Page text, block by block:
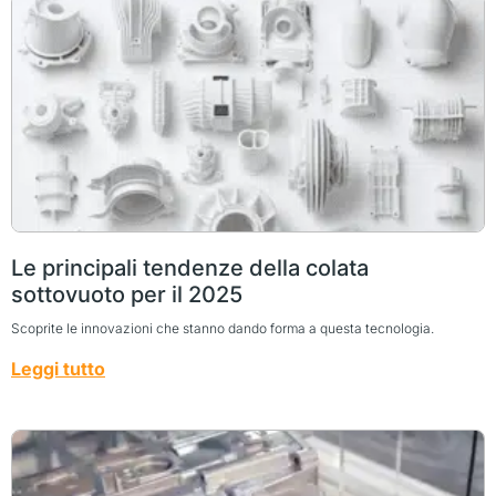
Le principali tendenze della colata
sottovuoto per il 2025
Scoprite le innovazioni che stanno dando forma a questa tecnologia.
Leggi tutto